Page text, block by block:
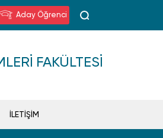
Aday Öğrenci
FAKÜLTESI
İLETİŞİM